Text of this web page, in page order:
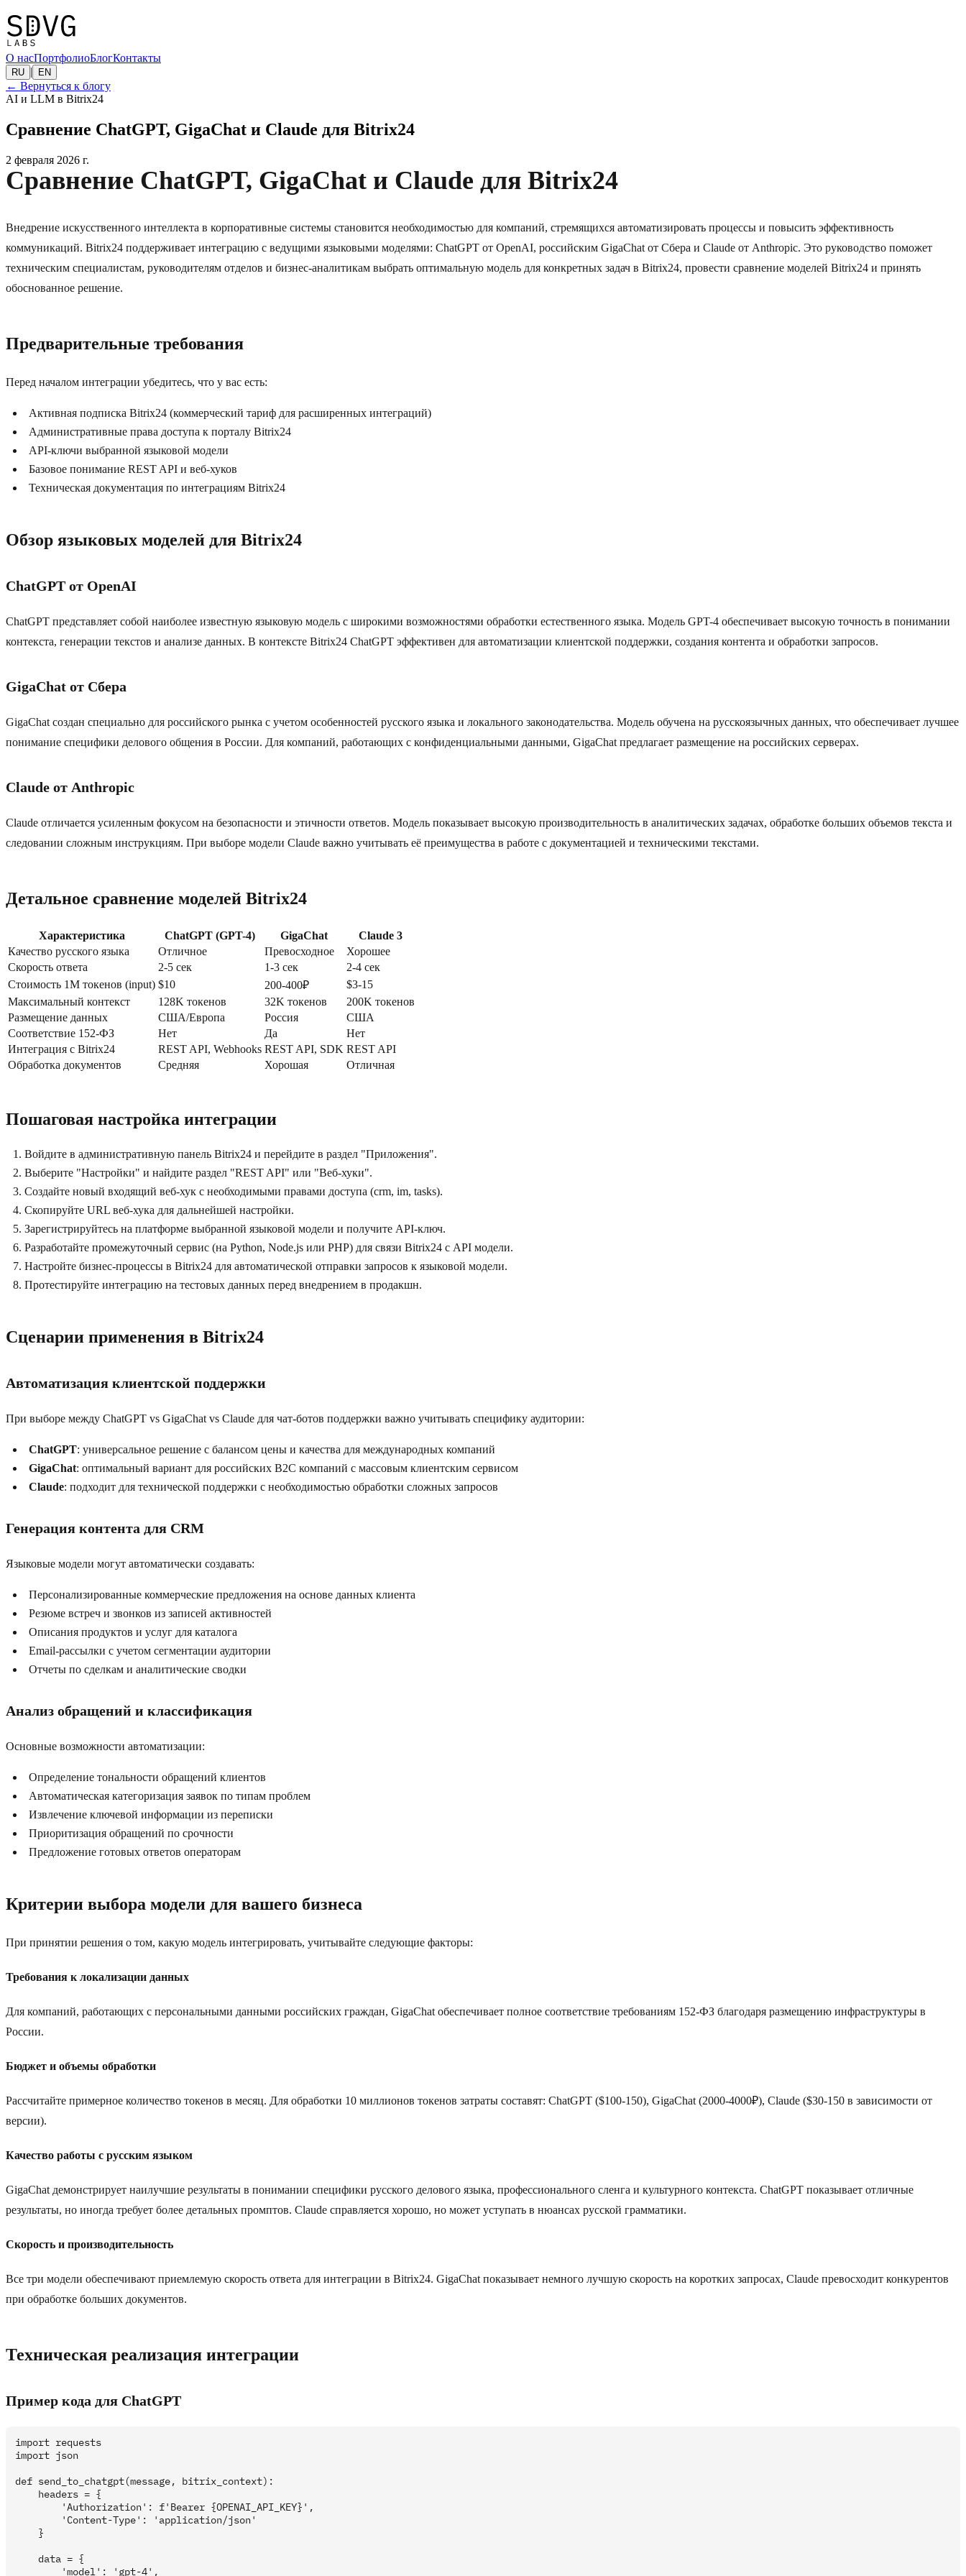
О насПортфолиоБлогКонтакты
RU | EN
← Вернуться к блогу
AI и LLM в Bitrix24
Сравнение ChatGPT, GigaChat и Claude для Bitrix24
2 февраля 2026 г.
Сравнение ChatGPT, GigaChat и Claude для Bitrix24
Внедрение искусственного интеллекта в корпоративные системы становится необходимостью для компаний, стремящихся автоматизировать процессы и повысить эффективность
коммуникаций. Bitrix24 поддерживает интеграцию с ведущими языковыми моделями: ChatGPT от OpenAI, российским GigaChat от Сбера и Claude от Anthropic. Это руководство поможет
техническим специалистам, руководителям отделов и бизнес-аналитикам выбрать оптимальную модель для конкретных задач в Bitrix24, провести сравнение моделей Bitrix24 и принять
обоснованное решение.
Предварительные требования
Перед началом интеграции убедитесь, что у вас есть:
Активная подписка Bitrix24 (коммерческий тариф для расширенных интеграций)
Административные права доступа к порталу Bitrix24
API-ключи выбранной языковой модели
Базовое понимание REST API и веб-хуков
Техническая документация по интеграциям Bitrix24
Обзор языковых моделей для Bitrix24
ChatGPT от OpenAI
ChatGPT представляет собой наиболее известную языковую модель с широкими возможностями обработки естественного языка. Модель GPT-4 обеспечивает высокую точность в понимании
контекста, генерации текстов и анализе данных. В контексте Bitrix24 ChatGPT эффективен для автоматизации клиентской поддержки, создания контента и обработки запросов.
GigaChat от Сбера
GigaChat создан специально для российского рынка с учетом особенностей русского языка и локального законодательства. Модель обучена на русскоязычных данных, что обеспечивает лучшее
понимание специфики делового общения в России. Для компаний, работающих с конфиденциальными данными, GigaChat предлагает размещение на российских серверах.
Claude от Anthropic
Claude отличается усиленным фокусом на безопасности и этичности ответов. Модель показывает высокую производительность в аналитических задачах, обработке больших объемов текста и
следовании сложным инструкциям. При выборе модели Claude важно учитывать её преимущества в работе с документацией и техническими текстами.
Детальное сравнение моделей Bitrix24
Характеристика ChatGPT (GPT-4) GigaChat
Claude 3
Качество русского языка
Отличное Превосходное
Хорошее
Скорость ответа
2-5 сек 1-3 сек
2-4 сек
Стоимость 1M токенов (input) $10 200-400₽
$3-15
Максимальный контекст
128K токенов 32K токенов
200K токенов
Размещение данных
США/Европа Россия
США
Соответствие 152-ФЗ
Нет Да
Нет
Интеграция с Bitrix24
REST API, Webhooks REST API, SDK REST API
Обработка документов
Средняя Хорошая Отличная
Пошаговая настройка интеграции
Войдите в административную панель Bitrix24 и перейдите в раздел "Приложения".
Выберите "Настройки" и найдите раздел "REST API" или "Веб-хуки".
Создайте новый входящий веб-хук с необходимыми правами доступа (crm, im, tasks).
Скопируйте URL веб-хука для дальнейшей настройки.
Зарегистрируйтесь на платформе выбранной языковой модели и получите API-ключ.
Разработайте промежуточный сервис (на Python, Node.js или PHP) для связи Bitrix24 с API модели.
Настройте бизнес-процессы в Bitrix24 для автоматической отправки запросов к языковой модели.
Протестируйте интеграцию на тестовых данных перед внедрением в продакшн.
Сценарии применения в Bitrix24
Автоматизация клиентской поддержки
При выборе между ChatGPT vs GigaChat vs Claude для чат-ботов поддержки важно учитывать специфику аудитории:
ChatGPT: универсальное решение с балансом цены и качества для международных компаний
GigaChat: оптимальный вариант для российских B2C компаний с массовым клиентским сервисом
Claude: подходит для технической поддержки с необходимостью обработки сложных запросов
Генерация контента для CRM
Языковые модели могут автоматически создавать:
Персонализированные коммерческие предложения на основе данных клиента
Резюме встреч и звонков из записей активностей
Описания продуктов и услуг для каталога
Email-рассылки с учетом сегментации аудитории
Отчеты по сделкам и аналитические сводки
Анализ обращений и классификация
Основные возможности автоматизации:
Определение тональности обращений клиентов
Автоматическая категоризация заявок по типам проблем
Извлечение ключевой информации из переписки
Приоритизация обращений по срочности
Предложение готовых ответов операторам
Критерии выбора модели для вашего бизнеса
При принятии решения о том, какую модель интегрировать, учитывайте следующие факторы:
Требования к локализации данных
Для компаний, работающих с персональными данными российских граждан, GigaChat обеспечивает полное соответствие требованиям 152-ФЗ благодаря размещению инфраструктуры в
России.
Бюджет и объемы обработки
Рассчитайте примерное количество токенов в месяц. Для обработки 10 миллионов токенов затраты составят: ChatGPT ($100-150), GigaChat (2000-4000₽), Claude ($30-150 в зависимости от
версии).
Качество работы с русским языком
GigaChat демонстрирует наилучшие результаты в понимании специфики русского делового языка, профессионального сленга и культурного контекста. ChatGPT показывает отличные
результаты, но иногда требует более детальных промптов. Claude справляется хорошо, но может уступать в нюансах русской грамматики.
Скорость и производительность
Все три модели обеспечивают приемлемую скорость ответа для интеграции в Bitrix24. GigaChat показывает немного лучшую скорость на коротких запросах, Claude превосходит конкурентов
при обработке больших документов.
Техническая реализация интеграции
Пример кода для ChatGPT
import requests
import json
def send_to_chatgpt(message, bitrix_context):
    headers = {
        'Authorization': f'Bearer {OPENAI_API_KEY}',
        'Content-Type': 'application/json'
    }
    data = {
        'model': 'gpt-4',